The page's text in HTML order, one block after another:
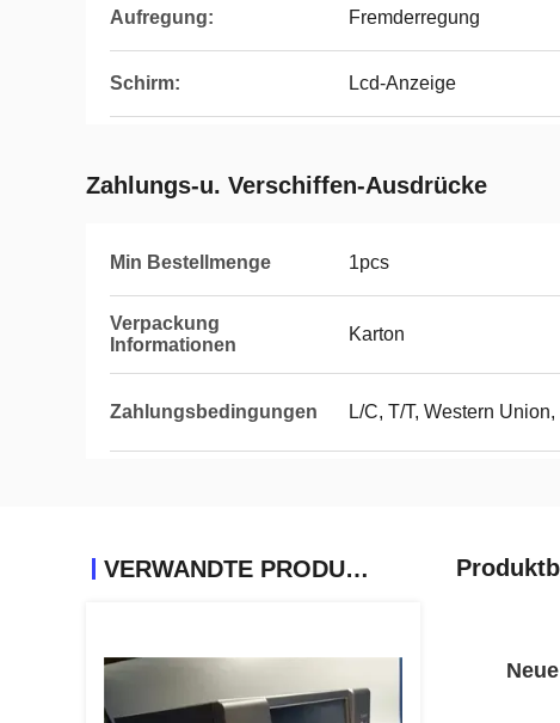
Aufregung: Fremderregung
Schirm: Lcd-Anzeige
Zahlungs-u. Verschiffen-Ausdrücke
Min Bestellmenge 1pcs
Verpackung
Informationen
Karton
Zahlungsbedingungen L/C, T/T, Western
VERWANDTE PRODUKTE